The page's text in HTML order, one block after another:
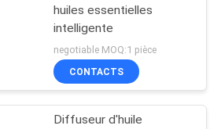
huiles essentielles
intelligente
negotiable MOQ:1 pièce
CONTACTS
Diffuseur d'huile